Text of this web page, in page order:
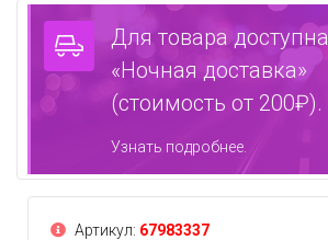
Для товара доступна
«Ночная доставка»
(стоимость от 200₽).
Узнать подробнее.
Артикул: 67983337